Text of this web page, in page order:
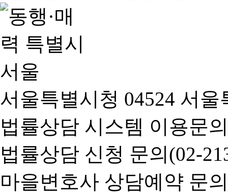
서울특별시청 04524 서
법률상담 시스템 이용문
법률상담 신청 문의(02-
마을변호사 상담예약 문